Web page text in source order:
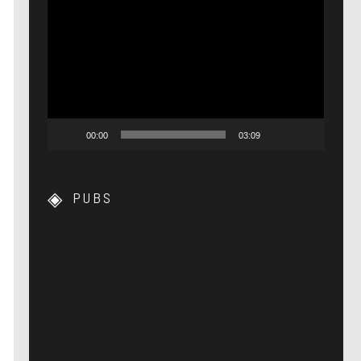
00:00 03:09
PUBS